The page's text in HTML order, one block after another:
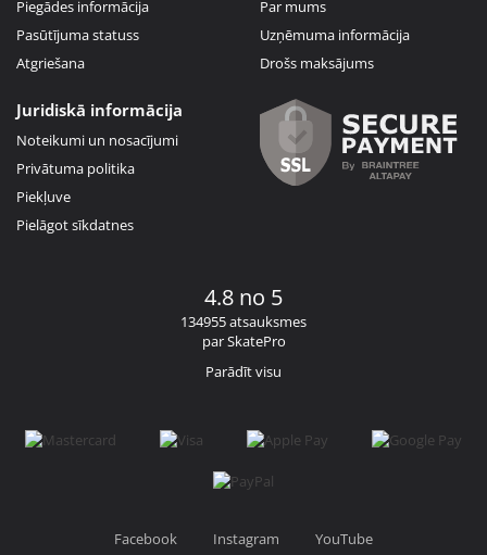
Piegādes informācija
Pasūtījuma statuss
Atgriešana
Par mums
Uzņēmuma informācija
Drošs maksājums
Juridiskā informācija
Noteikumi un nosacījumi
Privātuma politika
Piekļuve
Pielāgot sīkdatnes
4.8 no 5
134955 atsauksmes
par SkatePro
Parādīt visu
Facebook Instagram YouTube